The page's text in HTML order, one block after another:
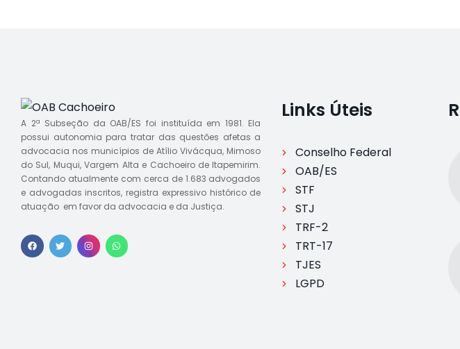
A 2ª Subseção da OAB/ES foi instituída em 1981. Ela
possui autonomia para tratar das questões afetas a
advocacia nos municípios de Atílio Vivácqua, Mimoso
do Sul, Muqui, Vargem Alta e Cachoeiro de Itapemirim.
Contando atualmente com cerca de 1.683 advogados
e advogadas inscritos, registra expressivo histórico de
atuação em favor da advocacia e da Justiça.
Links Úteis
Conselho Federal
OAB/ES
STF
STJ
TRF-2
TRT-17
TJES
LGPD